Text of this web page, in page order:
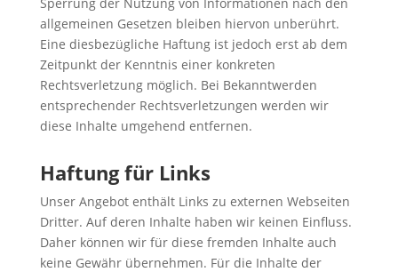
allgemeinen Gesetzen bleiben hiervon unberührt.
Eine diesbezügliche Haftung ist jedoch erst ab dem
Zeitpunkt der Kenntnis einer konkreten
Rechtsverletzung möglich. Bei Bekanntwerden
entsprechender Rechtsverletzungen werden wir
diese Inhalte umgehend entfernen.
Haftung für Links
Unser Angebot enthält Links zu externen Webseiten
Dritter. Auf deren Inhalte haben wir keinen Einfluss.
Daher können wir für diese fremden Inhalte auch
keine Gewähr übernehmen. Für die Inhalte der